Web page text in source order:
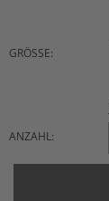
GRÖSSE:
ANZAHL: